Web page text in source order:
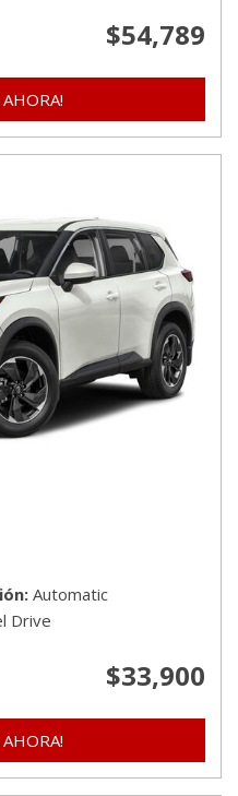
$54,789
AHORA!
Automatic
Drive
$33,900
AHORA!